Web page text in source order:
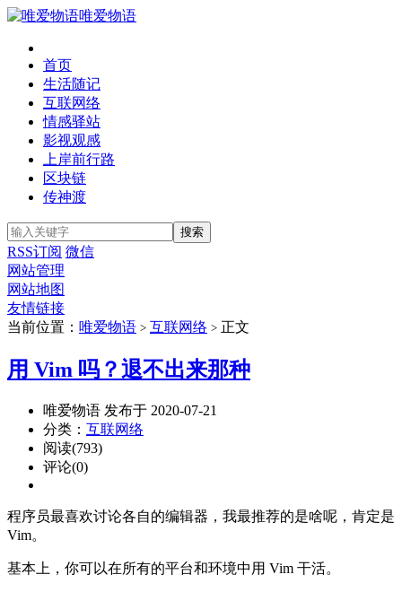
唯爱物语
首页
生活随记
互联网络
情感驿站
影视观感
上岸前行路
区块链
传神渡
RSS订阅 微信
网站管理
网站地图
友情链接
当前位置： 唯爱物语 > 互联网络 > 正文
用 Vim 吗？退不出来那种
唯爱物语 发布于 2020-07-21
分类： 互联网络
阅读(793)
评论(0)
程序员最喜欢讨论各自的编辑器，我最推荐的是啥呢，肯定是
Vim。
基本上，你可以在所有的平台和环境中用 Vim 干活。